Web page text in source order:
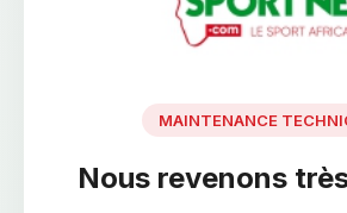
MAINTENANCE
Nous revenons